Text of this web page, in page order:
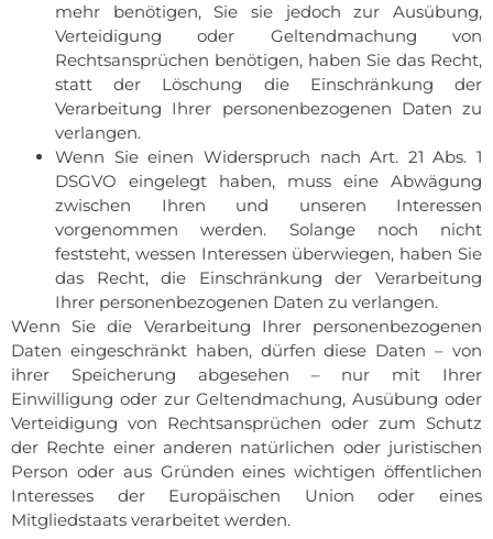
mehr benötigen, Sie sie jedoch zur Ausübung,
Verteidigung oder Geltendmachung von
Rechtsansprüchen benötigen, haben Sie das Recht,
statt der Löschung die Einschränkung der
Verarbeitung Ihrer personenbezogenen Daten zu
verlangen.
Wenn Sie einen Widerspruch nach Art. 21 Abs. 1
DSGVO eingelegt haben, muss eine Abwägung
zwischen Ihren und unseren Interessen
vorgenommen werden. Solange noch nicht
feststeht, wessen Interessen überwiegen, haben Sie
das Recht, die Einschränkung der Verarbeitung
Ihrer personenbezogenen Daten zu verlangen.
Wenn Sie die Verarbeitung Ihrer personenbezogenen
Daten eingeschränkt haben, dürfen diese Daten – von
ihrer Speicherung abgesehen – nur mit Ihrer
Einwilligung oder zur Geltendmachung, Ausübung oder
Verteidigung von Rechtsansprüchen oder zum Schutz
der Rechte einer anderen natürlichen oder juristischen
Person oder aus Gründen eines wichtigen öffentlichen
Interesses der Europäischen Union oder eines
Mitgliedstaats verarbeitet werden.